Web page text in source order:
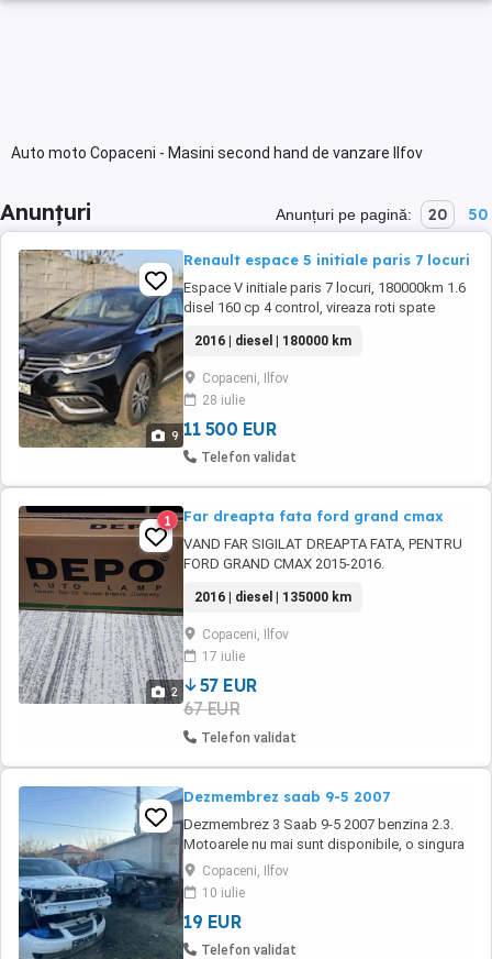
Auto moto Copaceni - Masini second hand de vanzare Ilfov
Anunțuri Anunțuri pe pagină: 20 50
9
Renault espace 5 initiale paris 7 locuri
Espace V initiale paris 7 locuri, 180000km 1.6
disel 160 cp 4 control, vireaza roti spate
parcare Pilot automat cu asistenta frinare
Scaune fata ful electric cu memorie si masaj
Incalzire scaune si bancheta Interior full piele
Parbriz, oglinzi si luneta incalzita Comenzi ...
2016 | diesel | 180000 km
Copaceni, Ilfov
28 iulie
11 500 EUR
Telefon validat
2
1 Far dreapta fata ford grand cmax
VAND FAR SIGILAT DREAPTA FATA, PENTRU
FORD GRAND CMAX 2015-2016.
2016 | diesel | 135000 km
Copaceni, Ilfov
17 iulie
57 EUR
67 EUR
Telefon validat
Dezmembrez saab 9-5 2007
Dezmembrez 3 Saab 9-5 2007 benzina 2.3.
Motoarele nu mai sunt disponibile, o singura
cutie de viteze automata disponibila. Multiple
piese disponibile, faruri cu xenon și led
recondiționate? Interior din piele în 2 culori.
Livrare prin easybox, Pallex pentru piese
voluminoase
Copaceni, Ilfov
10 iulie
19 EUR
Telefon validat